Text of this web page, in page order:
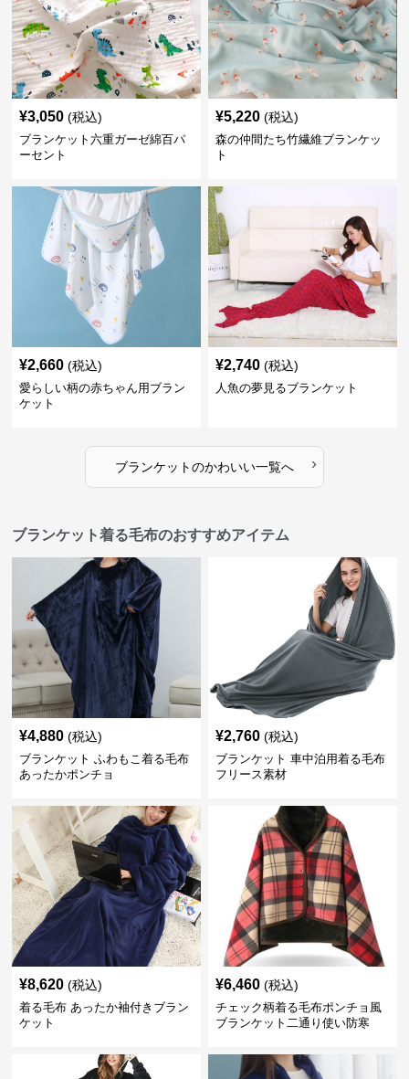
¥3,050 (税込)
ブランケット六重ガーゼ綿百パ
ーセント
¥5,220 (税込)
森の仲間たち竹繊維ブランケッ
ト
¥2,660 (税込)
愛らしい柄の赤ちゃん用ブラン
ケット
¥2,740 (税込)
人魚の夢見るブランケット
ブランケットのかわいい一覧へ ›
ブランケット着る毛布のおすすめアイテム
¥4,880 (税込)
ブランケット ふわもこ着る毛布
あったかポンチョ
¥2,760 (税込)
ブランケット 車中泊用着る毛布
フリース素材
¥8,620 (税込)
着る毛布 あったか袖付きブラン
ケット
¥6,460 (税込)
チェック柄着る毛布ポンチョ風
ブランケット二通り使い防寒